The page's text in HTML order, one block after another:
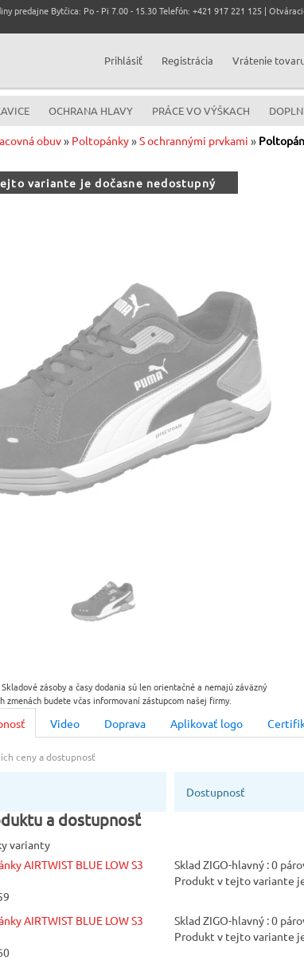
predajne Bytčica: Po - Pi 7.00 - 15.30 Telefón: +421 917 221 125 |
Prihlásiť Registrácia Vrátenie
OCHRANA HLAVY PRÁCE VO VÝŠKACH
obuv» Poltopánky»S ochrannými prvkami »
variante je dočasne nedostupný
Skladové zásoby a časy dodania sú len orientačné a nemajú záväzný
zmenách budete včas informovaní zástupcom našej firmy.
Video Doprava Aplikovať logo
ceny a dostupnosť
Dostupnosť
a dostupnosť
varianty
AIRTWIST BLUE LOW S3
Sklad ZIGO-hlavný : 0
Produkt v tejto variante
AIRTWIST BLUE LOW S3
Sklad ZIGO-hlavný : 0
Produkt v tejto variante